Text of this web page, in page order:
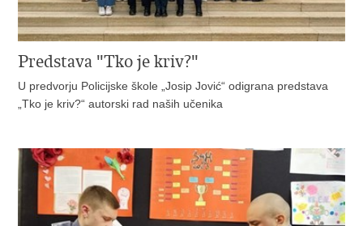
Predstava "Tko je kriv?"
U predvorju Policijske škole „Josip Jović“ odigrana predstava
„Tko je kriv?“ autorski rad naših učenika